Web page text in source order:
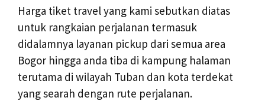
Harga tiket travel yang kami sebutkan diatas
untuk rangkaian perjalanan termasuk
didalamnya layanan pickup dari semua area
Bogor hingga anda tiba di kampung halaman
terutama di wilayah Tuban dan kota terdekat
yang searah dengan rute perjalanan.